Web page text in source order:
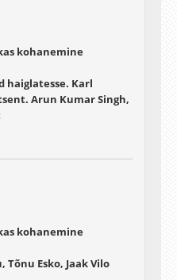
kohanemine
haiglatesse. Karl
Arun Kumar Singh,
kohanemine
Esko, Jaak Vilo